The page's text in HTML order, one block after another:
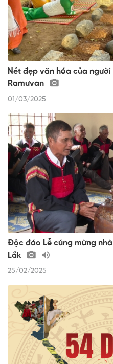
Nét đẹp văn hóa của
Ramưvan
01/03/2025
Độc đáo Lễ cúng mừng
Lắk
25/02/2025